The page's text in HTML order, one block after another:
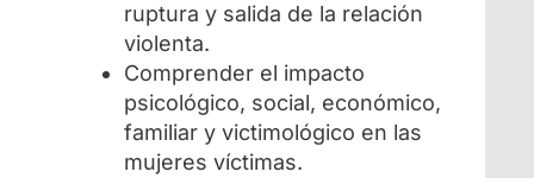
ruptura y salida de la relación
violenta.
Comprender el impacto
psicológico, social, económico,
familiar y victimológico en las
mujeres víctimas.